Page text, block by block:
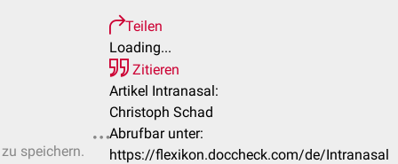
speichern.
Teilen
Loading...
Zitieren
Artikel Intranasal:
Christoph Schad
Abrufbar unter:
https://flexikon.doccheck.com/de/Intranasal